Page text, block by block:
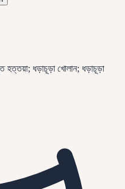
ধড়াচূড়া খোলান; ধড়াচূড়া